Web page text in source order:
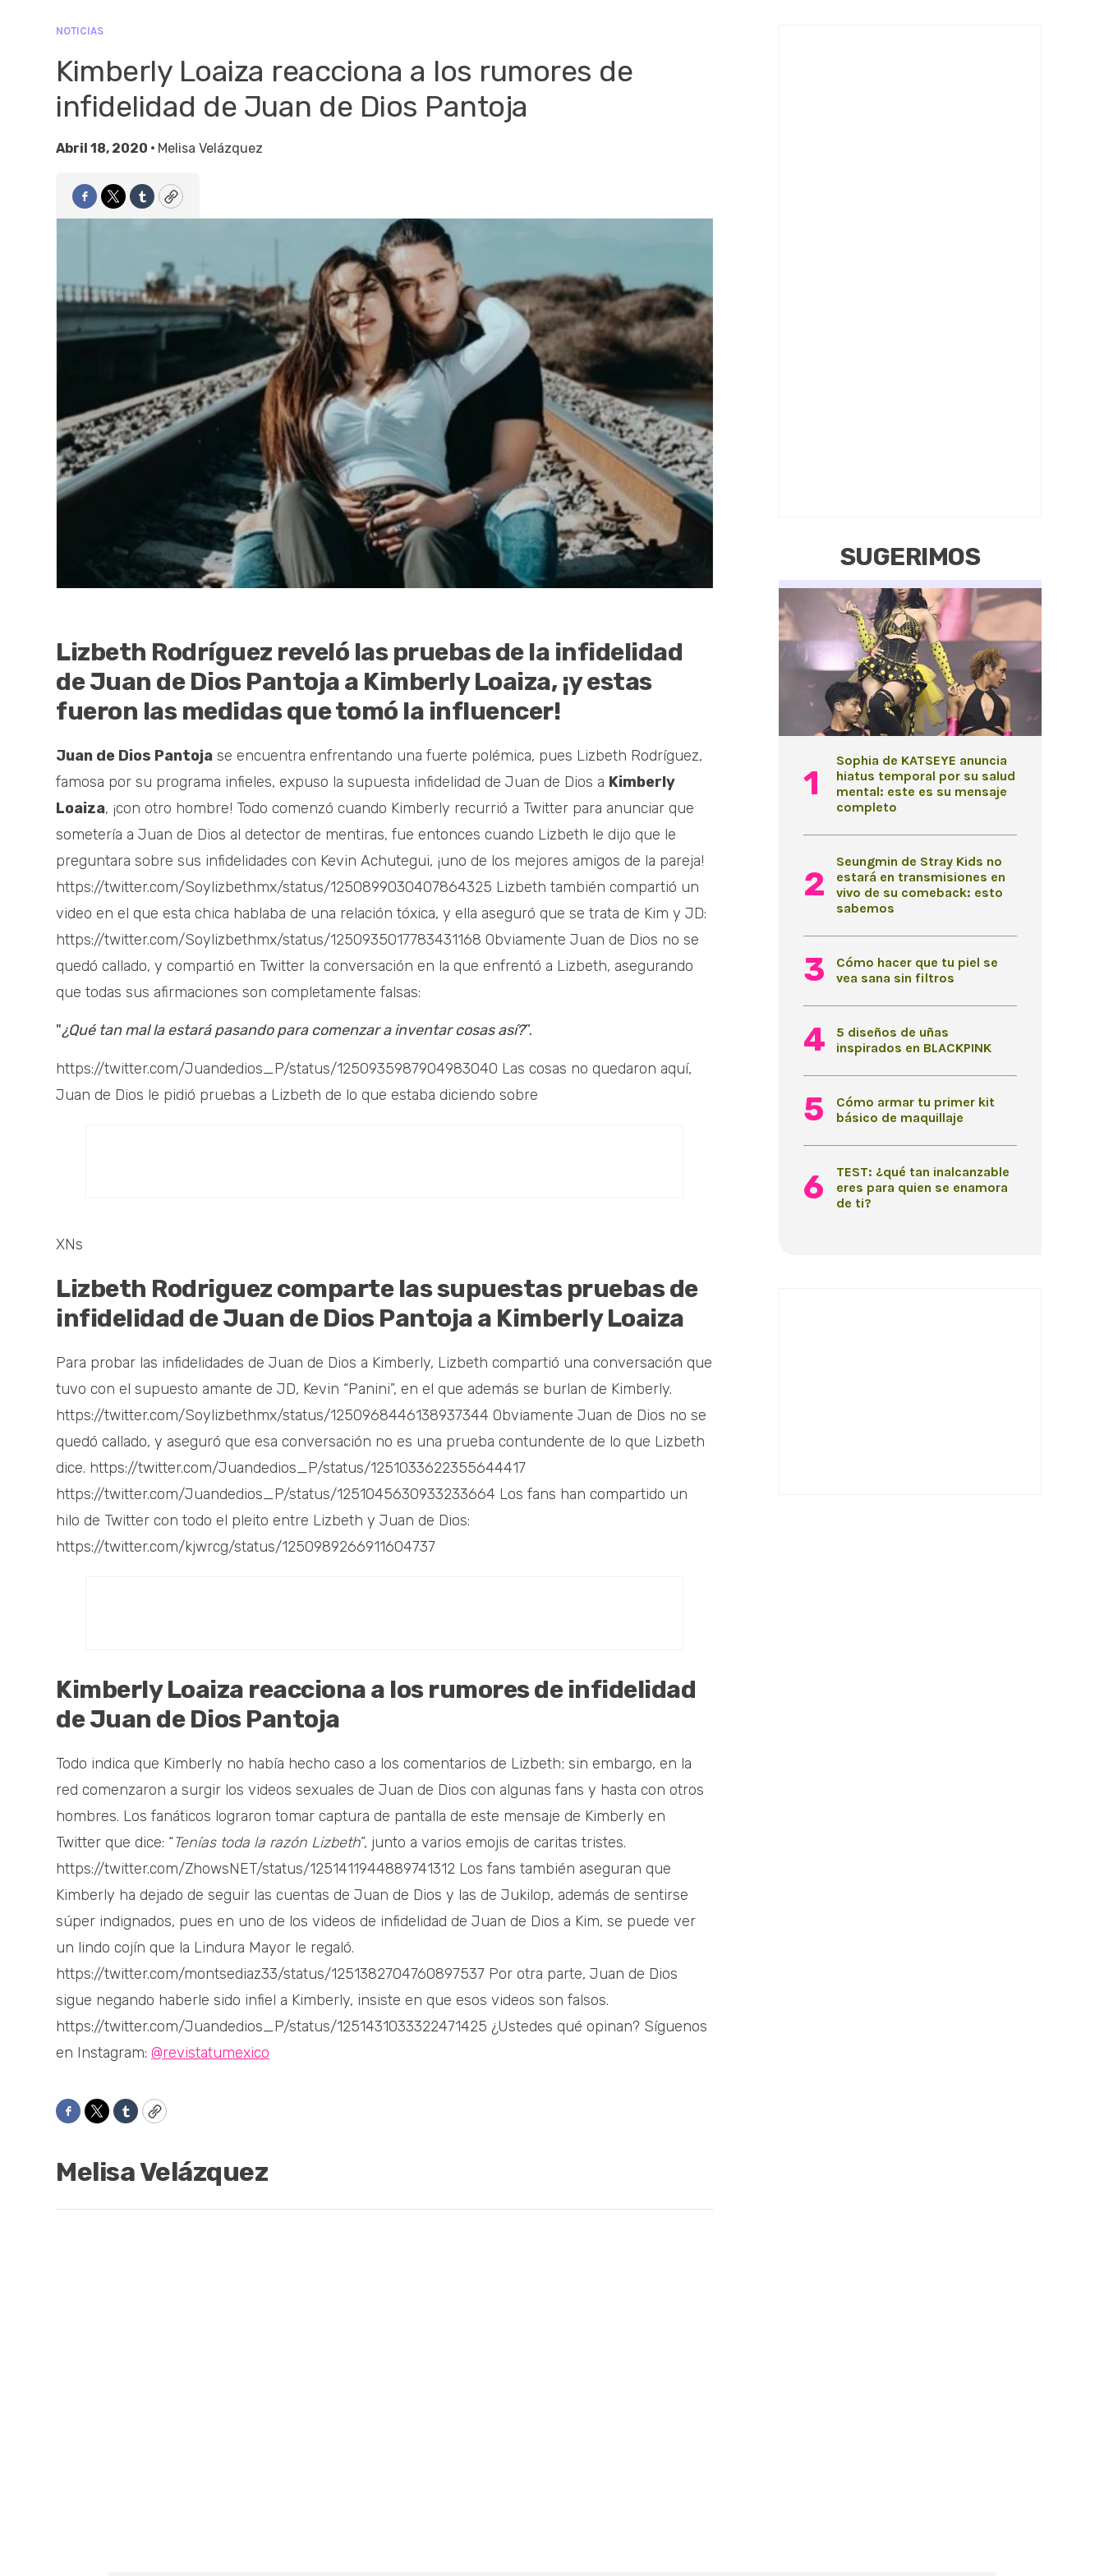
NOTICIAS
Kimberly Loaiza reacciona a los rumores de
infidelidad de Juan de Dios Pantoja
Abril 18, 2020 • Melisa Velázquez
Facebook
TwitterTumblrCopy
Lizbeth Rodríguez reveló las pruebas de la infidelidad
de Juan de Dios Pantoja a Kimberly Loaiza, ¡y estas
fueron las medidas que tomó la influencer!
Juan de Dios Pantoja se encuentra enfrentando una fuerte polémica, pues Lizbeth Rodríguez,
famosa por su programa infieles, expuso la supuesta infidelidad de Juan de Dios a Kimberly
Loaiza, ¡con otro hombre! Todo comenzó cuando Kimberly recurrió a Twitter para anunciar que
sometería a Juan de Dios al detector de mentiras, fue entonces cuando Lizbeth le dijo que le
preguntara sobre sus infidelidades con Kevin Achutegui, ¡uno de los mejores amigos de la pareja!
https://twitter.com/Soylizbethmx/status/1250899030407864325 Lizbeth también compartió un
video en el que esta chica hablaba de una relación tóxica, y ella aseguró que se trata de Kim y JD:
https://twitter.com/Soylizbethmx/status/1250935017783431168 Obviamente Juan de Dios no se
quedó callado, y compartió en Twitter la conversación en la que enfrentó a Lizbeth, asegurando
que todas sus afirmaciones son completamente falsas:
"¿Qué tan mal la estará pasando para comenzar a inventar cosas así?”.
https://twitter.com/Juandedios_P/status/1250935987904983040 Las cosas no quedaron aquí,
Juan de Dios le pidió pruebas a Lizbeth de lo que estaba diciendo sobre
XNs
Lizbeth Rodriguez comparte las supuestas pruebas de
infidelidad de Juan de Dios Pantoja a Kimberly Loaiza
Para probar las infidelidades de Juan de Dios a Kimberly, Lizbeth compartió una conversación que
tuvo con el supuesto amante de JD, Kevin “Panini”, en el que además se burlan de Kimberly.
https://twitter.com/Soylizbethmx/status/1250968446138937344 Obviamente Juan de Dios no se
quedó callado, y aseguró que esa conversación no es una prueba contundente de lo que Lizbeth
dice. https://twitter.com/Juandedios_P/status/1251033622355644417
https://twitter.com/Juandedios_P/status/1251045630933233664 Los fans han compartido un
hilo de Twitter con todo el pleito entre Lizbeth y Juan de Dios:
https://twitter.com/kjwrcg/status/1250989266911604737
Kimberly Loaiza reacciona a los rumores de infidelidad
de Juan de Dios Pantoja
Todo indica que Kimberly no había hecho caso a los comentarios de Lizbeth; sin embargo, en la
red comenzaron a surgir los videos sexuales de Juan de Dios con algunas fans y hasta con otros
hombres. Los fanáticos lograron tomar captura de pantalla de este mensaje de Kimberly en
Twitter que dice: “Tenías toda la razón Lizbeth”, junto a varios emojis de caritas tristes.
https://twitter.com/ZhowsNET/status/1251411944889741312 Los fans también aseguran que
Kimberly ha dejado de seguir las cuentas de Juan de Dios y las de Jukilop, además de sentirse
súper indignados, pues en uno de los videos de infidelidad de Juan de Dios a Kim, se puede ver
un lindo cojín que la Lindura Mayor le regaló.
https://twitter.com/montsediaz33/status/1251382704760897537 Por otra parte, Juan de Dios
sigue negando haberle sido infiel a Kimberly, insiste en que esos videos son falsos.
https://twitter.com/Juandedios_P/status/1251431033322471425 ¿Ustedes qué opinan? Síguenos
en Instagram: @revistatumexico
Facebook
TwitterTumblrCopy
Melisa Velázquez
SUGERIMOS
Sophia de KATSEYE anuncia
hiatus temporal por su salud
mental: este es su mensaje
completo
Seungmin de Stray Kids no
estará en transmisiones en
vivo de su comeback: esto
sabemos
Cómo hacer que tu piel se
vea sana sin filtros
5 diseños de uñas
inspirados en BLACKPINK
Cómo armar tu primer kit
básico de maquillaje
TEST: ¿qué tan inalcanzable
eres para quien se enamora
de ti?